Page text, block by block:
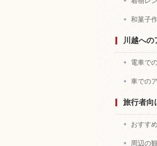
和菓子
川越への
電車で
車での
旅行者向
おすす
周辺の